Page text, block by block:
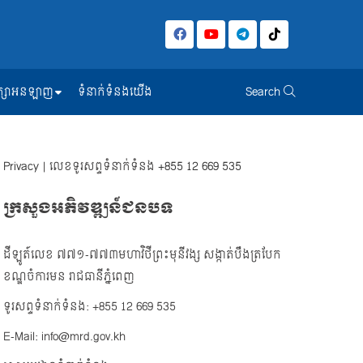
សាអនឡាញ ទំនាក់ទំនងយើង Search
Privacy | លេខទូរសព្ទទំនាក់ទំនង +855 12 669 535
ក្រសួងអភិវឌ្ឍន៍ជនបទ
ដីឡូត៍លេខ ៧៧១-៧៧៣មហាវិថីព្រះមុនីវង្ស សង្កាត់បឹងត្របែក
ខណ្ឌចំការមន រាជធានីភ្នំពេញ
ទូរសព្ទទំនាក់ទំនង: +855 12 669 535
E-Mail: info@mrd.gov.kh